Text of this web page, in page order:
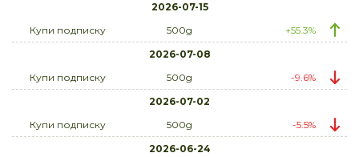
2026-07-15
Купи подписку
500g
+55.3%
2026-07-08
Купи подписку
500g
-9.6%
2026-07-02
Купи подписку
500g
-5.5%
2026-06-24